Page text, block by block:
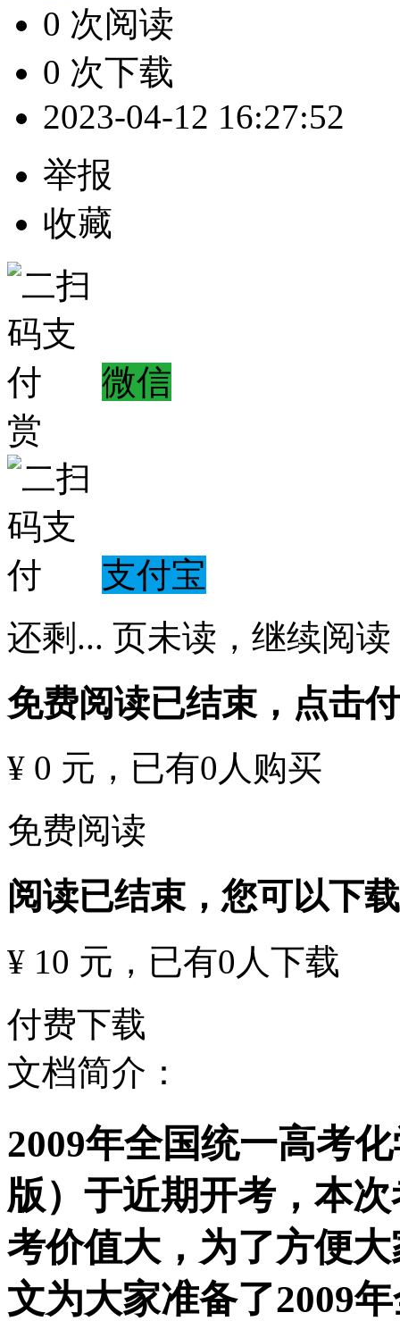
0 次阅读
0 次下载
2023-04-12 16:27:52
举报
收藏
微信
赏
支付宝
还剩 ... 页未读， 继续阅读
免费阅读已结束，点击
¥ 0 元 ，已有0 人购买
免费阅读
阅读已结束，您可以下
¥ 10 元 ，已有0 人下载
付费下载
文档简介：
2009年全国统一高考
版）于近期开考，本
考价值大，为了方便
文为大家准备了2009